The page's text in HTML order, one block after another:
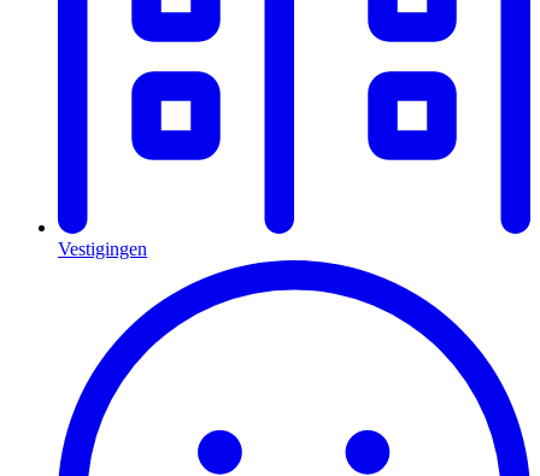
Vestigingen